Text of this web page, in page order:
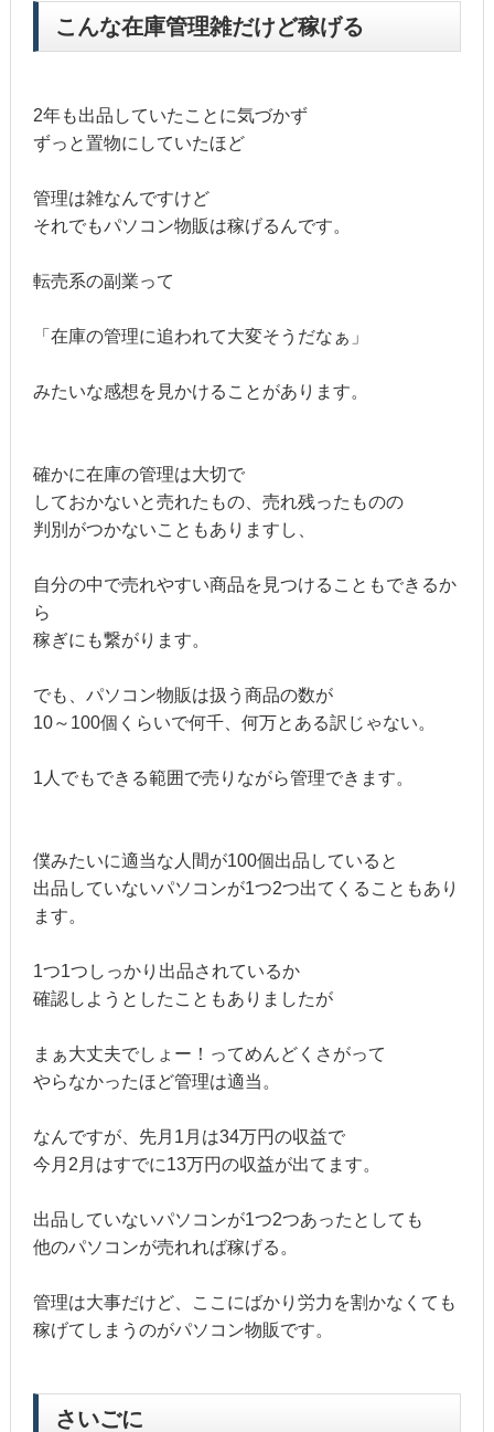
こんな在庫管理雑だけど稼げる
2年も出品していたことに気づかず
ずっと置物にしていたほど
管理は雑なんですけど
それでもパソコン物販は稼げるんです。
転売系の副業って
「在庫の管理に追われて大変そうだなぁ」
みたいな感想を見かけることがあります。
確かに在庫の管理は大切で
しておかないと売れたもの、売れ残ったものの
判別がつかないこともありますし、
自分の中で売れやすい商品を見つけることもできるか
ら
稼ぎにも繋がります。
でも、パソコン物販は扱う商品の数が
10～100個くらいで何千、何万とある訳じゃない。
1人でもできる範囲で売りながら管理できます。
僕みたいに適当な人間が100個出品していると
出品していないパソコンが1つ2つ出てくることもあり
ます。
1つ1つしっかり出品されているか
確認しようとしたこともありましたが
まぁ大丈夫でしょー！ってめんどくさがって
やらなかったほど管理は適当。
なんですが、先月1月は34万円の収益で
今月2月はすでに13万円の収益が出てます。
出品していないパソコンが1つ2つあったとしても
他のパソコンが売れれば稼げる。
管理は大事だけど、ここにばかり労力を割かなくても
稼げてしまうのがパソコン物販です。
さいごに